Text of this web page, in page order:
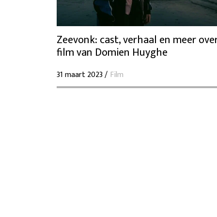
Zeevonk: cast, verhaal en meer
film van Domien Huyghe
31 maart 2023 / Film